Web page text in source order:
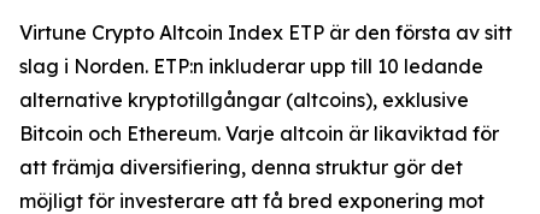
Virtune Crypto Altcoin Index ETP är den första av sitt
slag i Norden. ETP:n inkluderar upp till 10 ledande
alternative kryptotillgångar (altcoins), exklusive
Bitcoin och Ethereum. Varje altcoin är likaviktad för
att främja diversifiering, denna struktur gör det
möjligt för investerare att få bred exponering mot